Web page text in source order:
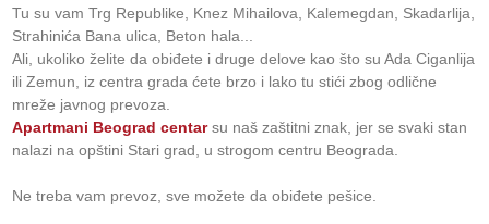
Tu su vam Trg Republike, Knez Mihailova, Kalemegdan, Skadarlija,
Strahinića Bana ulica, Beton hala...
Ali, ukoliko želite da obiđete i druge delove kao što su Ada Ciganlija
ili Zemun, iz centra grada ćete brzo i lako tu stići zbog odlične
mreže javnog prevoza.
Apartmani Beograd centar su naš zaštitni znak, jer se svaki stan
nalazi na opštini Stari grad, u strogom centru Beograda.
Ne treba vam prevoz, sve možete da obiđete pešice.